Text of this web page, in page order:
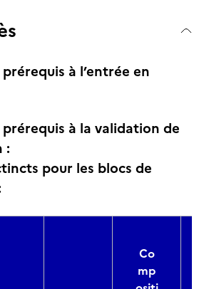
à l’entrée en
prérequis à la validation de
:
pour les blocs de
Co
mp